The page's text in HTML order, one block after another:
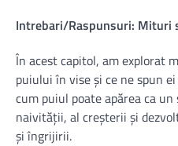
Intrebari/Raspunsuri: Mituri
În acest capitol, am explorat
puiului în vise și ce ne spun
cum puiul poate apărea ca
naivității, al creșterii și
și îngrijirii.